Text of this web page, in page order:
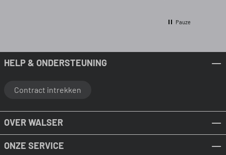
Pauze
HELP & ONDERSTEUNING
Contract intrekken
OVER WALSER
ONZE SERVICE